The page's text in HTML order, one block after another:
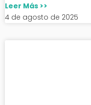
Leer Más >>
4 de agosto de 2025